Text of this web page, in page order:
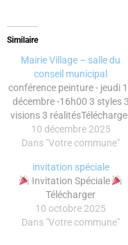
Similaire
Mairie Village – salle du
conseil municipal
conférence peinture - jeudi
décembre -16h00 3 styles 3
visions 3
10 décembre 2025
Dans "Votre commune"
invitation spéciale
Invitation Spéciale
Télécharger
10 octobre 2025
Dans "Votre commune"